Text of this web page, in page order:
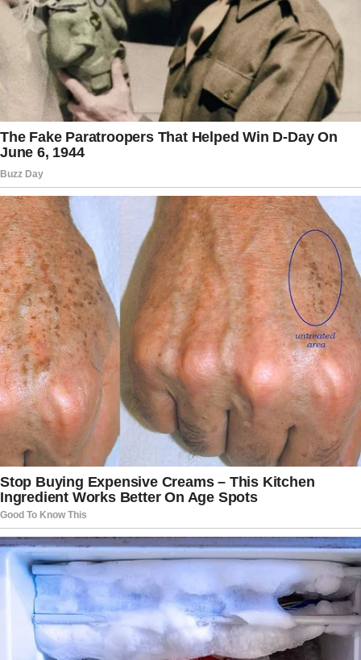
movimentação da indústria petrolífera saudita,
que busca ampliar sua capacidade operacional
diante das mudanças no cenário energético
internacional. Embora as investigações ainda
estejam em fase inicial, o acidente já mobiliza
autoridades locais, especialistas em aviação e
representantes do setor de energia. A
expectativa agora é pela divulgação dos
primeiros laudos técnicos, que poderão
esclarecer as circunstâncias do ocorrido e
apontar eventuais medidas para reforçar a
segurança das operações aéreas na região.
Enquanto isso, a comunidade internacional
acompanha atentamente o desenrolar das
investigações, aguardando respostas sobre um
episódio que interrompeu uma operação
estratégica e deixou um impacto significativo
para o setor petrolífero e para as famílias das
vítimas.